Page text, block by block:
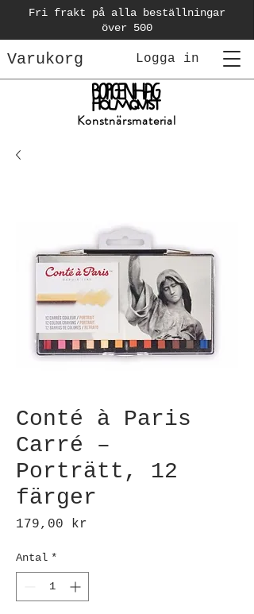
Fri frakt på alla beställningar
över 500
Varukorg Logga in
Konstnärsmaterial
Conté à Paris
Carré –
Porträtt, 12
färger
179,00 kr
Antal *